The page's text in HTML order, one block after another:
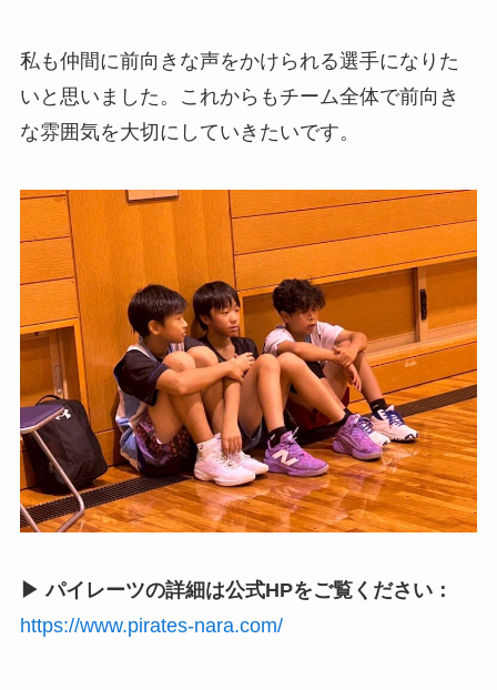
私も仲間に前向きな声をかけられる選手になりた
いと思いました。これからもチーム全体で前向き
な雰囲気を大切にしていきたいです。
▶ パイレーツの詳細は公式HPをご覧ください：
https://www.pirates-nara.com/